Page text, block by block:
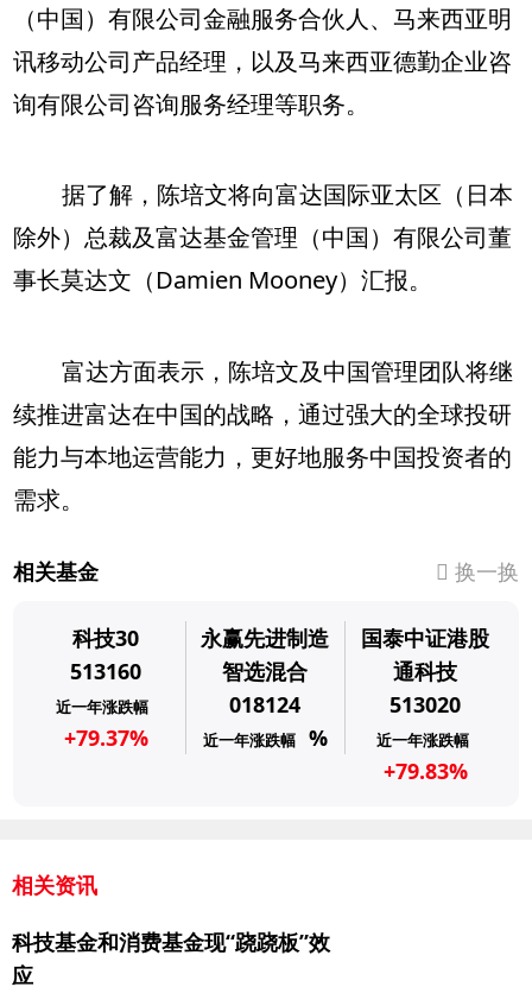
（中国）有限公司金融服务合伙人、马来西亚明
讯移动公司产品经理，以及马来西亚德勤企业咨
询有限公司咨询服务经理等职务。
据了解，陈培文将向富达国际亚太区（日本
除外）总裁及富达基金管理（中国）有限公司董
事长莫达文（Damien Mooney）汇报。
富达方面表示，陈培文及中国管理团队将继
续推进富达在中国的战略，通过强大的全球投研
能力与本地运营能力，更好地服务中国投资者的
需求。
相关基金 换一换
科技30
513160
近一年涨跌幅
+79.37%
永赢先进制造
智选混合
018124
近一年涨跌幅 %
国泰中证港股
通科技
513020
近一年涨跌幅
+79.83%
相关资讯
科技基金和消费基金现“跷跷板”效
应